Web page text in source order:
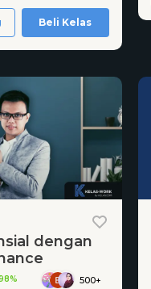
Beli Kelas
dengan
500+